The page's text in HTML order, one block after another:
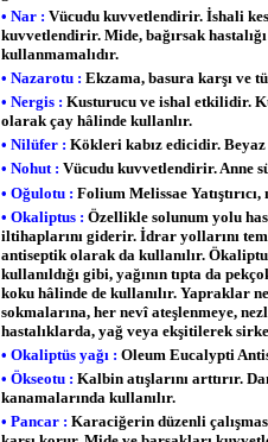
• Nar : Vücudu kuvvetlendirir. İshali
kuvvetlendirir. Mide, bağırsak
kullanmamalıdır.
• Nazarotu : Ekzama, basura karşı ve
• Nergis : Kusturucu ve ishal etkilidir.
olarak çay hâlinde kullanlır.
• Nilüfer : Kökleri kabız edicidir.
• Nohut : Vücudu kuvvetlendirir. Anne
• Oğulotu : Folium Melissae
• Okaliptus : Özellikle solunum yolu
iltihaplarını giderir. İdrar yollarını
antiseptik olarak da kullanılır.
kullanıldığı gibi, yağının tıpta da
koku hâlinde de kullanılır. Yapraklar
sokmalarına, her nevî ateşlenmeye,
hastalıklarda, yağ veya ekşitilerek
• Okaliptüs yağı : Oleum Eucalypti
• Ökseotu : Kalbin atışlarını arttırır.
kanamalarında kullanılır.
• Pancar : Karaciğerin düzenli